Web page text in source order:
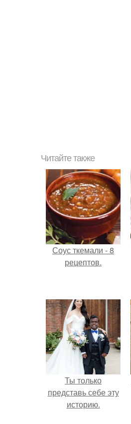
Читайте также
Соус ткемали - 8
рецептов.
Ты только
представь себе эту
историю.